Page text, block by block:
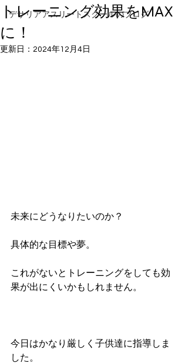
デサリアアスリートスクールのブログ
トレーニング効果をMAX
に！
更新日： 2024年12月4日
未来にどうなりたいのか？
具体的な目標や夢。
これがないとトレーニングをしても効
果が出にくいかもしれません。
今日はかなり厳しく子供達に指導しま
した。